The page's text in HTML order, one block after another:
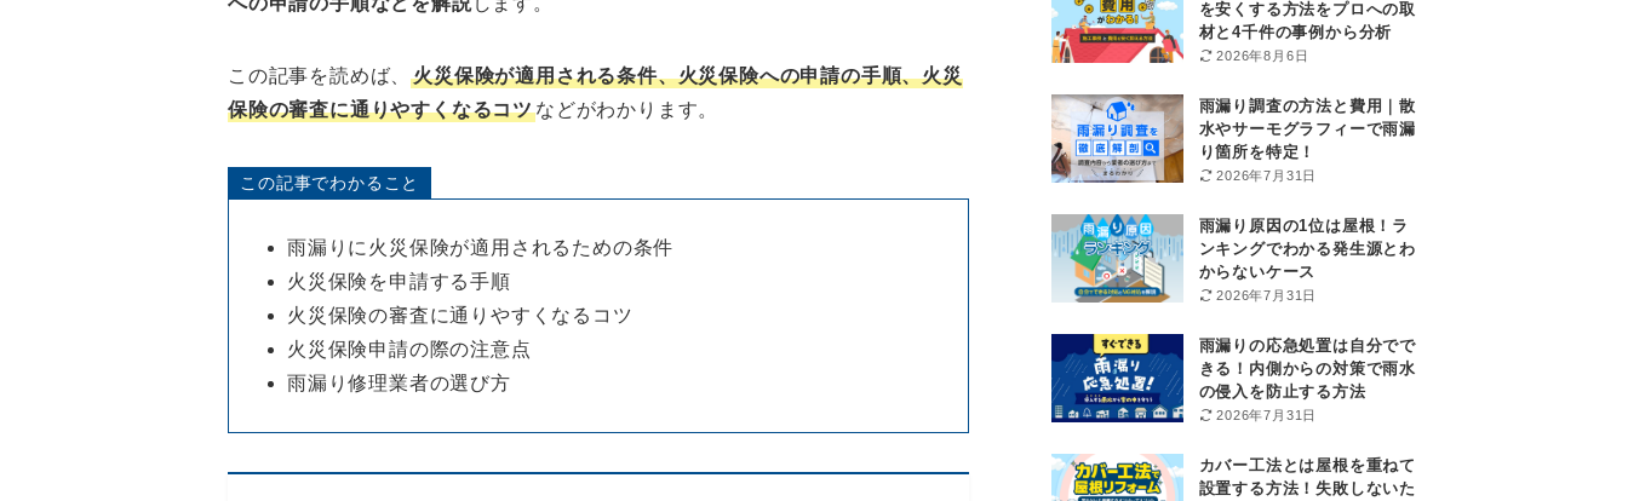
この記事を読めば、火災保険が適用される条件、火災保険への申請の手順、火災
保険の審査に通りやすくなるコツなどがわかります。
この記事でわかること
雨漏りに火災保険が適用されるための条件
火災保険を申請する手順
火災保険の審査に通りやすくなるコツ
火災保険申請の際の注意点
雨漏り修理業者の選び方
を安くする方法をプロへの取
材と4千件の事例から分析
2026年8月6日
雨漏り調査の方法と費用｜散
水やサーモグラフィーで雨漏
り箇所を特定！
2026年7月31日
雨漏り原因の1位は屋根！ラ
ンキングでわかる発生源とわ
からないケース
2026年7月31日
雨漏りの応急処置は自分でで
きる！内側からの対策で雨水
の侵入を防止する方法
2026年7月31日
カバー工法とは屋根を重ねて
設置する方法！失敗しないた